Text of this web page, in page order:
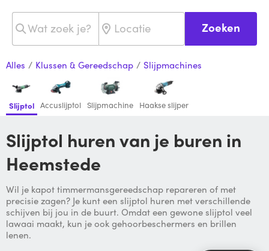
Zoeken
Alles / Klussen & Gereedschap / Slijpmachines
Slijptol Accuslijptol Slijpmachine Haakse slijper
Slijptol huren van je buren in
Heemstede
Wil je kapot timmermansgereedschap repareren of met
precisie zagen? Je kunt een slijptol huren met verschillende
schijven bij jou in de buurt. Omdat een gewone slijptol veel
lawaai maakt, kun je ook gehoorbeschermers en brillen
lenen.